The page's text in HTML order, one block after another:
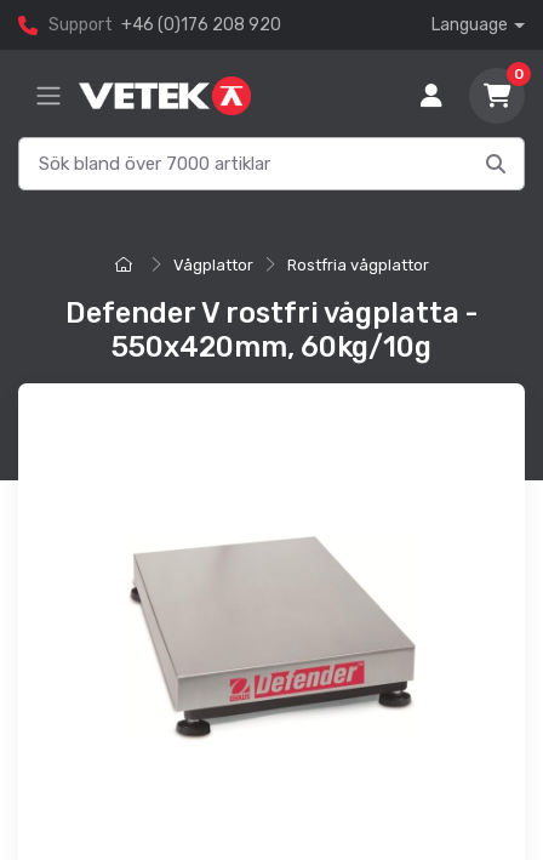
Support +46 (0)176 208 920 Language
0
Vågplattor Rostfria vågplattor
Defender V rostfri vågplatta -
550x420mm, 60kg/10g